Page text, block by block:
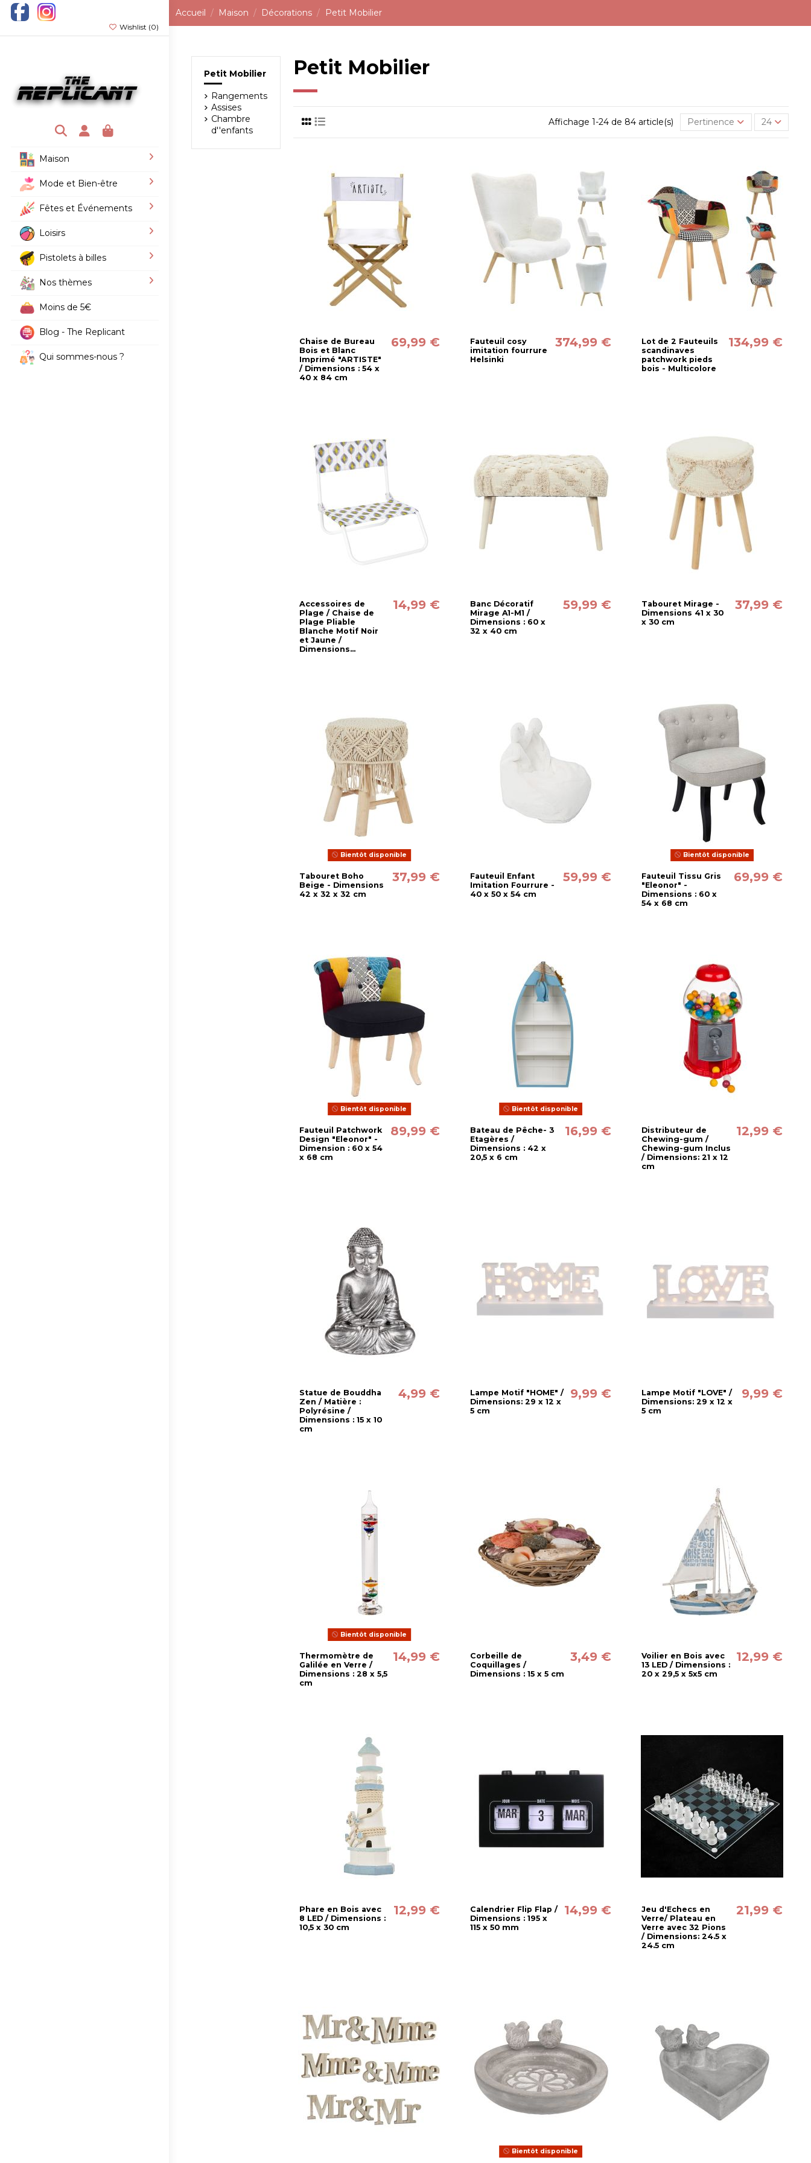
Wishlist (0)
Maison
Mode et Bien-être
Fêtes et Événements
Loisirs
Pistolets à billes
Nos thèmes
Moins de 5€
Blog - The Replicant
Qui sommes-nous ?
Accueil Maison Décorations Petit Mobilier
Petit Mobilier
Affichage 1-24 de 84 article(s) Pertinence 24
Chaise de Bureau
Bois et Blanc
Imprimé "ARTISTE"
/ Dimensions : 54 x
40 x 84 cm
69,99 €
Fauteuil cosy
imitation fourrure
Helsinki
374,99 €
Lot de 2 Fauteuils
scandinaves
patchwork pieds
bois - Multicolore
134,99 €
Accessoires de
Plage / Chaise de
Plage Pliable
Blanche Motif Noir
et Jaune /
Dimensions...
14,99 €
Banc Décoratif
Mirage A1-M1 /
Dimensions : 60 x
32 x 40 cm
59,99 €
Tabouret Mirage -
Dimensions 41 x 30
x 30 cm
37,99 €
Bientôt disponible
Tabouret Boho
Beige - Dimensions
42 x 32 x 32 cm
37,99 €
Fauteuil Enfant
Imitation Fourrure -
40 x 50 x 54 cm
59,99 €
Bientôt disponible
Fauteuil Tissu Gris
"Eleonor" -
Dimensions : 60 x
54 x 68 cm
69,99 €
Bientôt disponible
Fauteuil Patchwork
Design "Eleonor" -
Dimension : 60 x 54
x 68 cm
89,99 €
Bientôt disponible
Bateau de Pêche- 3
Etagères /
Dimensions : 42 x
20,5 x 6 cm
16,99 €
Distributeur de
Chewing-gum /
Chewing-gum Inclus
/ Dimensions: 21 x 12
cm
12,99 €
Statue de Bouddha
Zen / Matière :
Polyrésine /
Dimensions : 15 x 10
cm
4,99 €
Lampe Motif "HOME" /
Dimensions: 29 x 12 x
5 cm
9,99 €
Lampe Motif "LOVE" /
Dimensions: 29 x 12 x
5 cm
9,99 €
Bientôt disponible
Thermomètre de
Galilée en Verre /
Dimensions : 28 x 5,5
cm
14,99 €
Corbeille de
Coquillages /
Dimensions : 15 x 5 cm
3,49 €
Voilier en Bois avec
13 LED / Dimensions :
20 x 29,5 x 5x5 cm
12,99 €
Phare en Bois avec
8 LED / Dimensions :
10,5 x 30 cm
12,99 €
Calendrier Flip Flap /
Dimensions : 195 x
115 x 50 mm
14,99 €
Jeu d'Echecs en
Verre/ Plateau en
Verre avec 32 Pions
/ Dimensions: 24.5 x
24.5 cm
21,99 €
Bientôt disponible
Petit Mobilier
Rangements
Assises
Chambre
d''enfants